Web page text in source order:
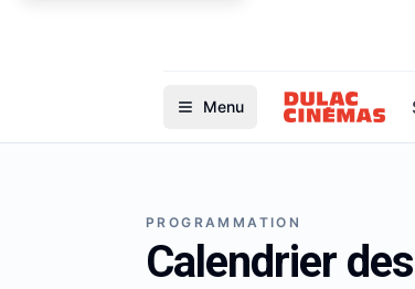
Menu
PROGRAMMATION
Calendrier